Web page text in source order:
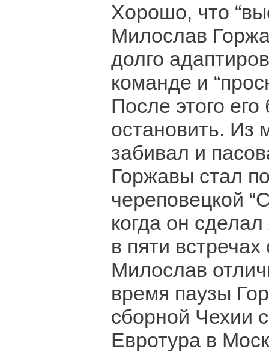
Хорошо, что
Милослав
долго
команде и
После этого
остановить. Из
забивал и
Горжавы стал
череповецкой
когда он
в пяти
Милослав
время паузы
сборной Чехии
Евротура в